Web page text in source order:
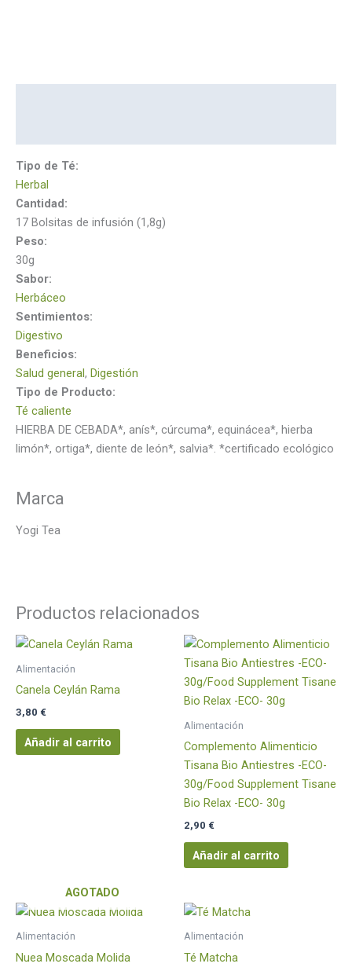
Tipo de Té:
Herbal
Cantidad:
17 Bolsitas de infusión (1,8g)
Peso:
30g
Sabor:
Herbáceo
Sentimientos:
Digestivo
Beneficios:
Salud general, Digestión
Tipo de Producto:
Té caliente
HIERBA DE CEBADA*, anís*, cúrcuma*, equinácea*, hierba
limón*, ortiga*, diente de león*, salvia*. *certificado ecológico
Marca
Yogi Tea
Productos relacionados
Alimentación
Canela Ceylán Rama
3,80 €
Añadir al carrito
Alimentación
Complemento Alimenticio
Tisana Bio Antiestres -ECO-
30g/Food Supplement Tisane
Bio Relax -ECO- 30g
2,90 €
Añadir al carrito
AGOTADO
Alimentación
Nuea Moscada Molida
Alimentación
Té Matcha